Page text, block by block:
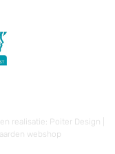
realisatie: Poiter Design
webshop